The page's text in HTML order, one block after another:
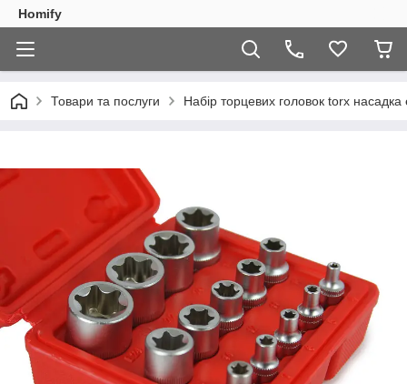
Homify
Товари та послуги Набір торцевих головок torx